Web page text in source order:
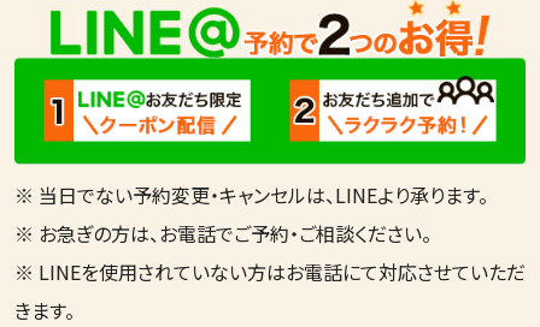
※ 当日でない予約変更・キャンセルは、LINEより承ります。
※ お急ぎの方は、お電話でご予約・ご相談ください。
※ LINEを使用されていない方はお電話にて対応させていただ
きます。